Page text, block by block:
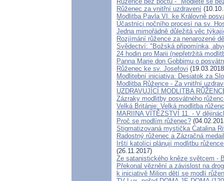
Růženec za vnitřní uzdravení
Modlitba Pavla VI. ke Královně
Účastníci nočního procesí na sv.
Jedna mimořádně důležitá věc
Rozjímání růžence za nenarozené
Svědectví: "Božská připomínka,
24 hodin pro Marii (nepřetržitá
Panna Marie don Gobbimu o
Růženec ke sv. Josefovi
Modlitební iniciativa: ‎Desiatok za
Modlitba Růžence - Za vnitřní
UZDRAVUJÍCÍ MODLITBA
Zázraky modlitby posvátného
Velká Británie: Velká modlitba
MARIINA VÍTĚZSTVÍ 11. - V
Proč se modlím růženec?
Stigmatizovaná mystička Catalina
Radostný růženec a Zázračná
Irští katolíci plánují modlitbu
(26.11.2017)
Ze satanistického kněze světcem -
Překonal věznění a závislost na
k iniciativě Milion dětí se modlí